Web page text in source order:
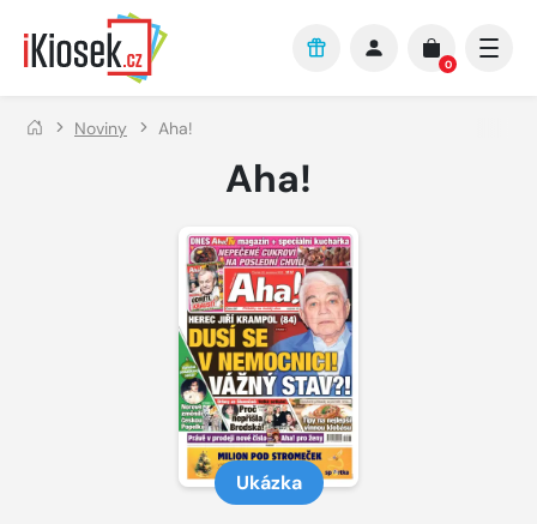
Přejít na hlavní obsah
0
Noviny Aha!
Aha!
Ukázka